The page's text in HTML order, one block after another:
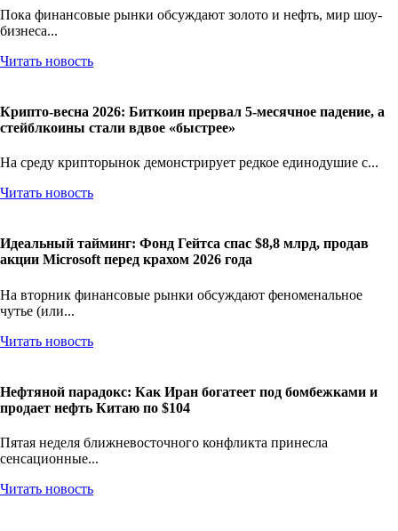
Пока финансовые рынки обсуждают золото и нефть, мир шоу-
бизнеса...
Читать новость
Крипто-весна 2026: Биткоин прервал 5-месячное падение, а
стейблкоины стали вдвое «быстрее»
На среду крипторынок демонстрирует редкое единодушие с...
Читать новость
Идеальный тайминг: Фонд Гейтса спас $8,8 млрд, продав
акции Microsoft перед крахом 2026 года
На вторник финансовые рынки обсуждают феноменальное
чутье (или...
Читать новость
Нефтяной парадокс: Как Иран богатеет под бомбежками и
продает нефть Китаю по $104
Пятая неделя ближневосточного конфликта принесла
сенсационные...
Читать новость